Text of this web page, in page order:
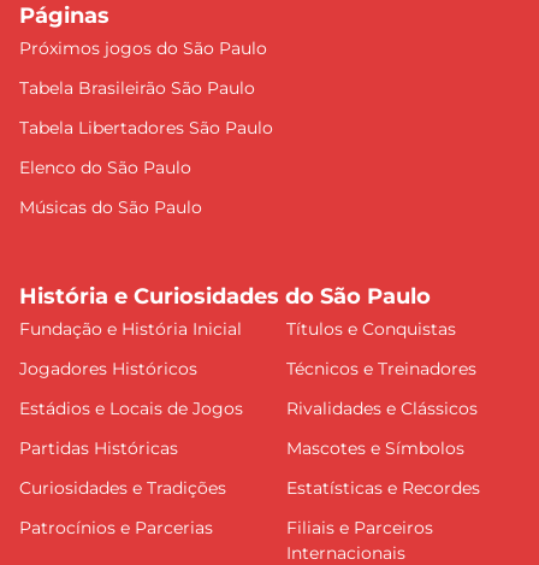
Páginas
Próximos jogos do São Paulo
Tabela Brasileirão São Paulo
Tabela Libertadores São Paulo
Elenco do São Paulo
Músicas do São Paulo
História e Curiosidades do São Paulo
Fundação e História Inicial
Títulos e Conquistas
Jogadores Históricos
Técnicos e Treinadores
Estádios e Locais de Jogos
Rivalidades e Clássicos
Partidas Históricas
Mascotes e Símbolos
Curiosidades e Tradições
Estatísticas e Recordes
Patrocínios e Parcerias
Filiais e Parceiros
Internacionais